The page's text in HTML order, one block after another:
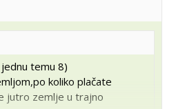
temu 8)
koliko plačate
jutro zemlje u trajno